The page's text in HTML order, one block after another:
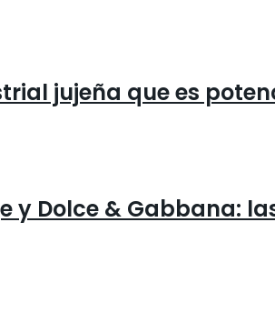
jujeña que es
y Dolce & Gabbana: